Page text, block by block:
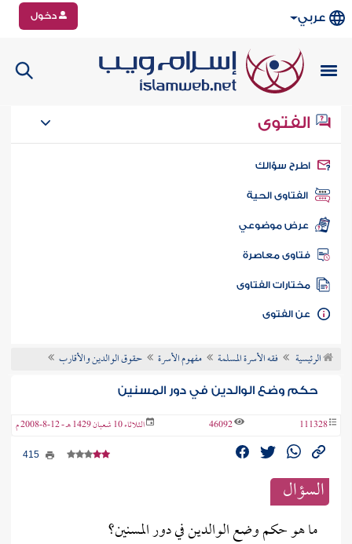
عربي دخول
الفتوى
سؤالك
الفتاوى الحية
عرض موضوعي
فتاوى معاصرة
مختارات الفتاوى
الفتوى
الرئيسية فقه الأسرة المسلمة مفهوم الأسرة حقوق الوالدين والأقارب
حكم وضع الوالدين في دور المسنين
111328
46092 الثلاثاء 10 شعبان 1429 هـ - 12-8-2008 م
السؤال
ما هو حكم وضع الوالدين في دور المسنين؟